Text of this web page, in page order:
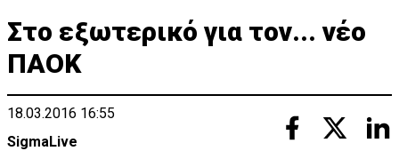
Στο εξωτερικό για τον... νέο
ΠΑΟΚ
18.03.2016 16:55
SigmaLive